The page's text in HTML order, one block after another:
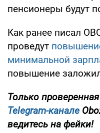
пенсионеры будут
Как ранее писал
проведут
минимальной
повышение
Только
Telegram-канале
ведитесь на фейки!